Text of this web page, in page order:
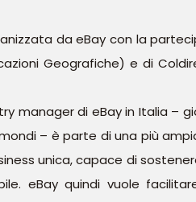
da eBay con la
Geografiche) e di
manager di eBay in Italia –
– è parte di una più
unica, capace di
eBay quindi vuole